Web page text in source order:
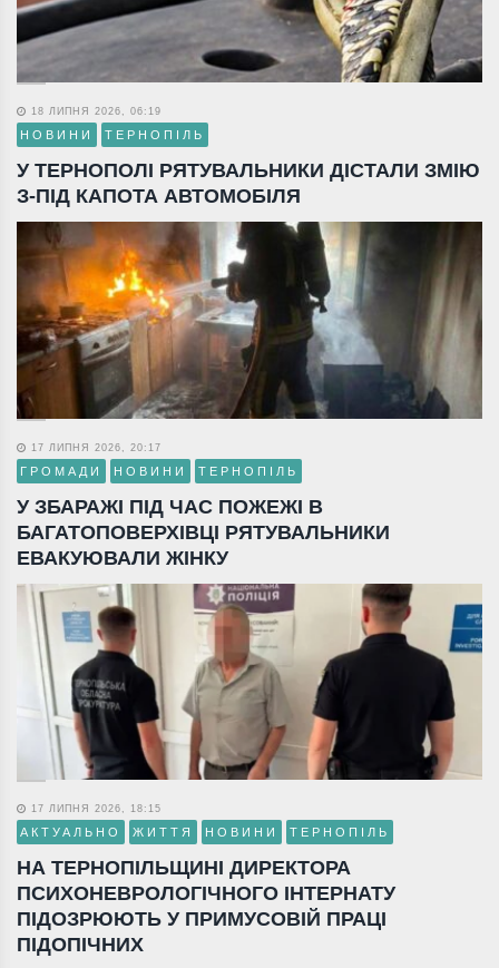
18 ЛИПНЯ 2026, 06:19
НОВИНИ ТЕРНОПІЛЬ
У ТЕРНОПОЛІ РЯТУВАЛЬНИКИ ДІСТАЛИ ЗМІЮ
З-ПІД КАПОТА АВТОМОБІЛЯ
17 ЛИПНЯ 2026, 20:17
ГРОМАДИ НОВИНИ ТЕРНОПІЛЬ
У ЗБАРАЖІ ПІД ЧАС ПОЖЕЖІ В
БАГАТОПОВЕРХІВЦІ РЯТУВАЛЬНИКИ
ЕВАКУЮВАЛИ ЖІНКУ
17 ЛИПНЯ 2026, 18:15
АКТУАЛЬНО ЖИТТЯ НОВИНИ ТЕРНОПІЛЬ
НА ТЕРНОПІЛЬЩИНІ ДИРЕКТОРА
ПСИХОНЕВРОЛОГІЧНОГО ІНТЕРНАТУ
ПІДОЗРЮЮТЬ У ПРИМУСОВІЙ ПРАЦІ
ПІДОПІЧНИХ